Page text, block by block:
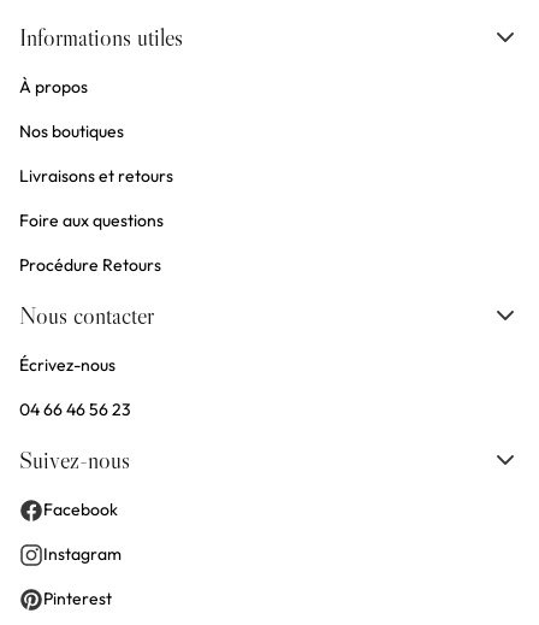
Informations utiles
À propos
Nos boutiques
Livraisons et retours
Foire aux questions
Procédure Retours
Nous contacter
Écrivez-nous
04 66 46 56 23
Suivez-nous
Facebook
Instagram
Pinterest